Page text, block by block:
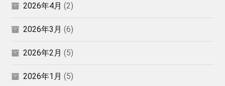
2026年4月 (2)
2026年3月 (6)
2026年2月 (5)
2026年1月 (5)